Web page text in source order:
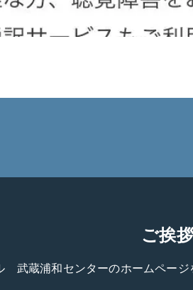
ご挨拶
　武蔵浦和センターのホームページ